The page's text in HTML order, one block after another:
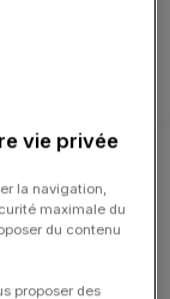
2 Lips Or Jaune
vie privée
la navigation,
maximale du
du contenu
proposer des